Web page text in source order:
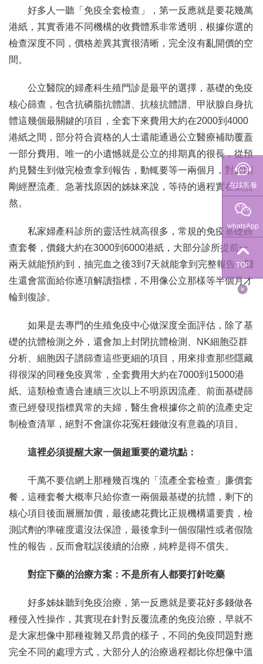
好多人一聽「免疫全套檢查」，第一反應就是要花幾萬
港紙，其實香港不同機構的收費體系非常透明，根據你選的
檢查深度不同，價格差異其實很清晰，完全沒有亂開價的空
間。
公立醫院的婦產科生殖門診是最平的選擇，基礎的免疫
核心篩查，包含抗磷脂抗體譜、抗核抗體譜、甲狀腺自身抗
體這幾個最關鍵的項目，全套下來費用大約在2000到4000
港紙之間，部分符合資格的人士還能通過公立醫療補助覆蓋
一部分費用。唯一的小遺憾就是公立的排期真的很長，從預
約見醫生到做完檢查拿到報告，動輒要等一兩個月，對於剛
剛經歷流產、急著找原因的姊妹來說，等待的過程實在太煎
熬。
私家婦產科診所的靈活性就高很多，常規的免疫基礎篩
查套餐，價錢大約在3000到6000港紙，大部分診所提前一
兩天就能預約到，抽完血之後3到7天就能拿到完整報告，醫
生還會當面給你逐項解讀指標，不用像公立那樣等半個月才
輪到復診。
如果是去專門的生殖免疫中心做深度全面評估，除了基
礎的抗體檢測之外，還會加上封閉抗體檢測、NK細胞亞群
分析、細胞因子譜篩查這些更細的項目，用來排查那些隱藏
得很深的同種免疫異常，全套費用大約在7000到15000港
紙。這類檢查適合連續三次以上不明原因流產、前面基礎篩
查已經發現指標異常的夫婦，醫生會根據你之前的流產史定
制檢查清單，絕對不會讓你花冤枉錢做沒有意義的項目。
這裡必須提醒大家一個超重要的避坑點：
千萬不要信網上那種幾百塊的「流產全套檢查」廉價套
餐，這種套餐大概率只給你查一兩個最基礎的抗體，剩下的
核心項目後面層層加價，最後總花費比正規機構還要貴，檢
測試劑的準確度還沒法保證，最後拿到一個假陽性或者假陰
性的報告，反而會耽誤後續的治療，純粹是得不償失。
對症下藥的治療方案：不是所有人都要打針吃藥
好多姊妹聽到免疫治療，第一反應就是要花好多錢做各
種侵入性操作，其實現在針對反覆流產的免疫治療，早就不
是大家想像中那種複雜又昂貴的樣子，不同的免疫問題對應
完全不同的處理方式，大部分人的治療過程都比你想像中溫
在線客服
whatsApp
TOP